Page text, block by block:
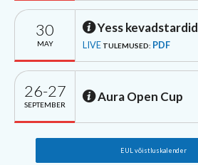
30
MAY
Yess kevadstardid
LIVE TULEMUSED: PDF
26-27
SEPTEMBER
Aura Open Cup
EUL võistluskalender